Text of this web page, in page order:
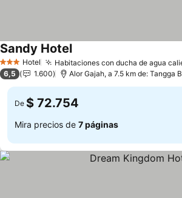
3 Estrellas
Hotel Habitaciones con ducha de agua
Sandy HotelVer precios
6,5 1.600 Alor Gajah, a 7.5 km de: Tangga
De $ 72.754
Mira precios de 7 páginas